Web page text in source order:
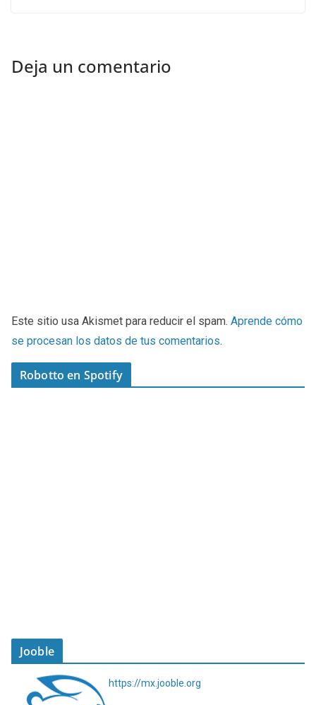
Deja un comentario
Este sitio usa Akismet para reducir el spam. Aprende cómo
se procesan los datos de tus comentarios.
Robotto en Spotify
Jooble
https://mx.jooble.org